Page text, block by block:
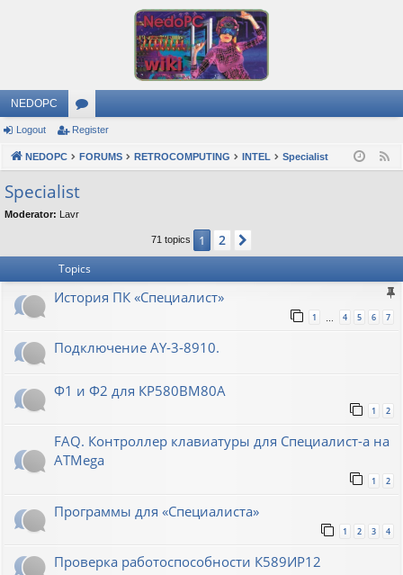
NEDOPC
or
u
m
s
Logout Register
NEDOPC FORUMS RETROCOMPUTING INTEL Specialist
Specialist
Moderator: Lavr
71 topics 1 2
Topics
История ПК «Специалист»
1 … 4 5 6 7
Подключение AY-3-8910.
Ф1 и Ф2 для КР580ВМ80А
1 2
FAQ. Контроллер клавиатуры для Специалист-а на
ATMega
1 2
Программы для «Специалиста»
1 2 3 4
Проверка работоспособности К589ИР12